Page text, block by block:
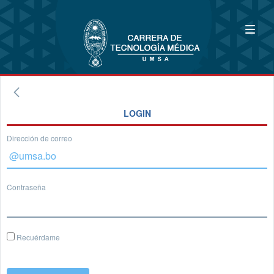
LOGIN
Dirección de correo
Contraseña
Recuérdame